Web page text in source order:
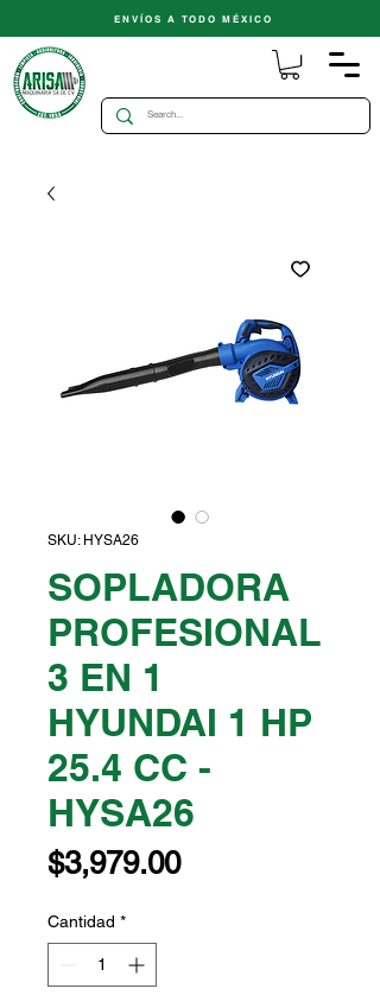
ENVÍOS A TODO MÉXICO
SKU: HYSA26
SOPLADORA
PROFESIONAL
3 EN 1
HYUNDAI 1 HP
25.4 CC -
HYSA26
$3,979.00Precio
Cantidad *